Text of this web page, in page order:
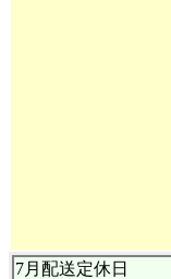
7月配送定休日